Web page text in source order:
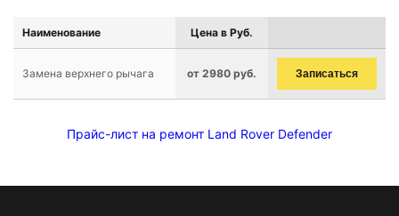
Наименование Цена в Руб.
Замена верхнего рычага от 2980 руб. Записаться
Прайс-лист на ремонт Land Rover Defender